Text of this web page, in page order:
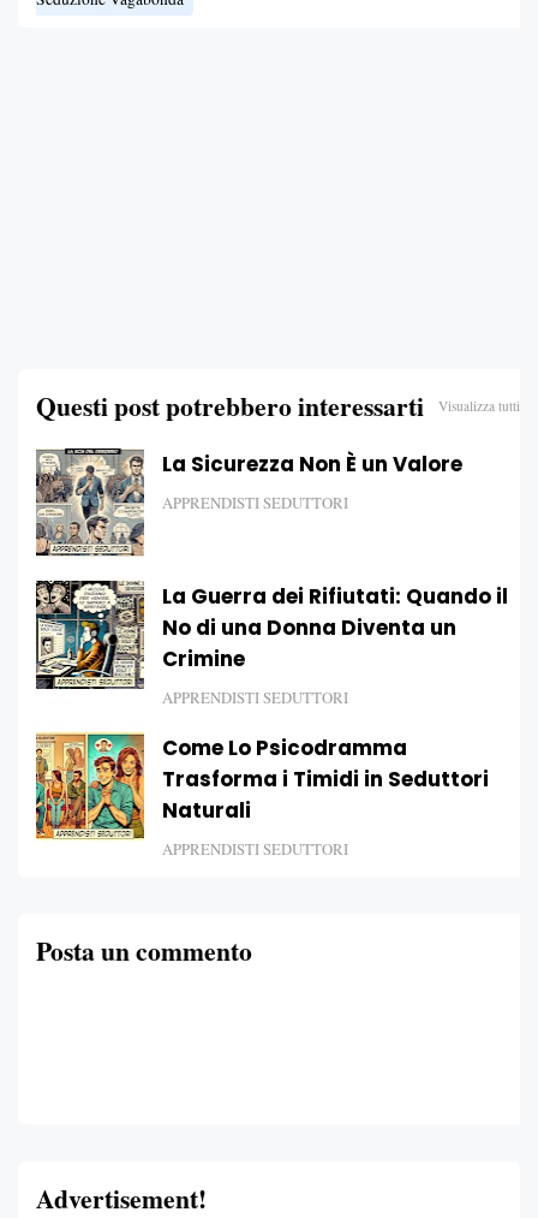
Questi post potrebbero interessarti Visualizza tutti
La Sicurezza Non È un Valore
APPRENDISTI SEDUTTORI
La Guerra dei Rifiutati: Quando il
No di una Donna Diventa un
Crimine
APPRENDISTI SEDUTTORI
Come Lo Psicodramma
Trasforma i Timidi in Seduttori
Naturali
APPRENDISTI SEDUTTORI
Posta un commento
Advertisement!